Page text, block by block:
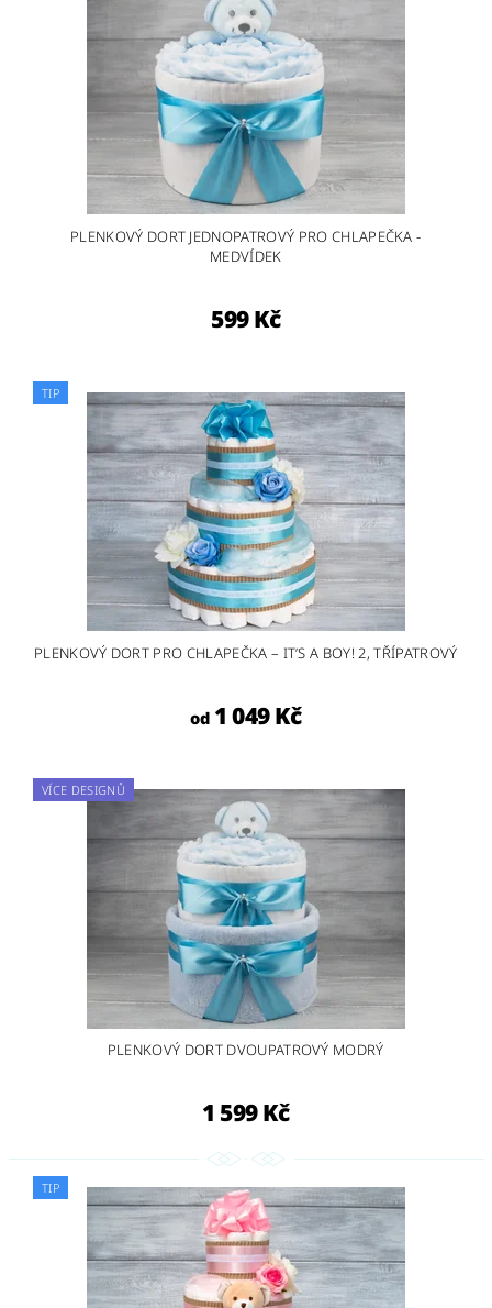
PLENKOVÝ DORT JEDNOPATROVÝ PRO CHLAPEČKA -
MEDVÍDEK
599 Kč
TIP
PLENKOVÝ DORT PRO CHLAPEČKA – IT’S A BOY! 2, TŘÍPATROVÝ
od1 049 Kč
VÍCE DESIGNŮ
PLENKOVÝ DORT DVOUPATROVÝ MODRÝ
1 599 Kč
TIP